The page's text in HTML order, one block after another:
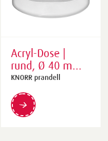
Acryl-Dose |
rund, Ø 40 mm
15 mm,
transparent
KNORR prandell